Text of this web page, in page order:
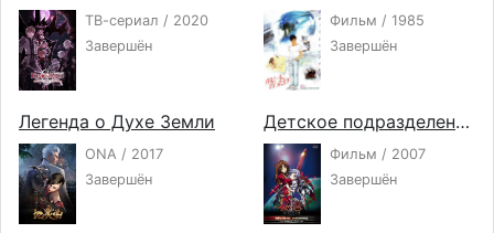
ТВ-сериал / 2020
Завершён
Фильм / 1985
Завершён
Легенда о Духе Земли
ONA / 2017
Завершён
Детское подразделение: Воспламенение
Фильм / 2007
Завершён